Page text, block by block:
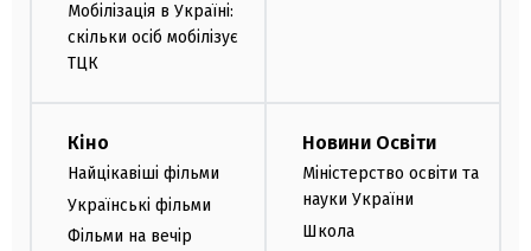
Мобілізація в Україні:
скільки осіб мобілізує
ТЦК
Кіно
Найцікавіші фільми
Українські фільми
Фільми на вечір
Новини Освіти
Міністерство освіти та
науки України
Школа